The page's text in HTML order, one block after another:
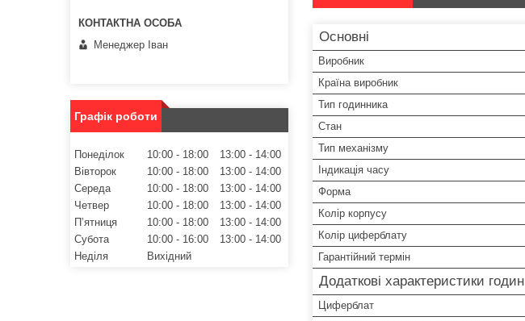
Основні
Виробник
Країна виробник
Тип годинника
Стан
Тип механізму
Індикація часу
Форма
Колір корпусу
Колір циферблату
Гарантійний термін
Додаткові характеристики годин
Циферблат
Менеджер Іван
Графік роботи
Понеділок 10:00 18:00 13:00
14:00
Вівторок
10:00 18:00 13:00
14:00
Середа
10:00 18:00 13:00
14:00
Четвер
10:00 18:00 13:00
14:00
Пʼятниця
10:00 18:00 13:00
14:00
Субота
10:00 16:00 13:00
14:00
Неділя
Вихідний